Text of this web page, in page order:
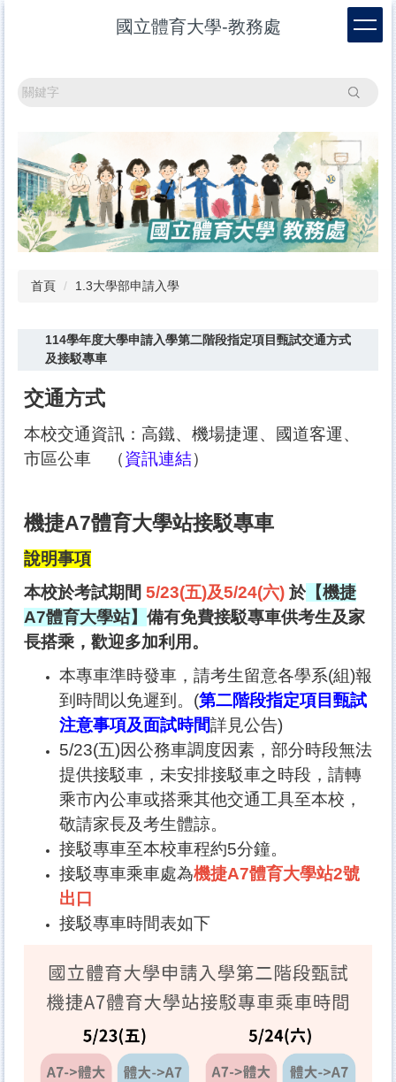
國立體育大學-教務處
搜尋
首頁 1.3大學部申請入學
114學年度大學申請入學第二階段指定項目甄試交通方式
及接駁專車
交通方式
本校交通資訊：高鐵、機場捷運、國道客運、
市區公車 （資訊連結）
機捷A7體育大學站接駁專車
說明事項
本校於考試期間 5/23(五)及5/24(六) 於 【機捷
A7體育大學站】 備有免費接駁專車供考生及家
長搭乘，歡迎多加利用。
本專車準時發車，請考生留意各學系(組)報
到時間以免遲到。(第二階段指定項目甄試
注意事項及面試時間詳見公告)
5/23(五)因公務車調度因素，部分時段無法
提供接駁車，未安排接駁車之時段，請轉
乘市內公車或搭乘其他交通工具至本校，
敬請家長及考生體諒。
接駁專車至本校車程約5分鐘。
接駁專車乘車處為機捷A7體育大學站2號
出口
接駁專車時間表如下